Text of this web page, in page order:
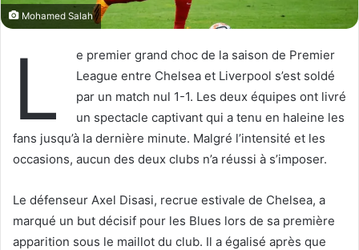
r
e
l
Mohamed Salah
L
e premier grand choc de la saison de Premier
League entre Chelsea et Liverpool s’est soldé
par un match nul 1-1. Les deux équipes ont livré
un spectacle captivant qui a tenu en haleine les
fans jusqu’à la dernière minute. Malgré l’intensité et les
occasions, aucun des deux clubs n’a réussi à s’imposer.
Le défenseur Axel Disasi, recrue estivale de Chelsea, a
marqué un but décisif pour les Blues lors de sa première
apparition sous le maillot du club. Il a égalisé après que